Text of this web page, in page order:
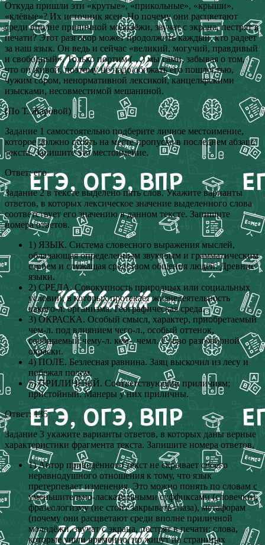
Откуда пришли эти «крутые», «прикольные», «крыши»,
«клёвые»? Их источник ясен. Но почему они расцветают
среди вполне приличной молодёжи, звучат с экрана, пестрят в
печати? Этот разговор может продолжить каждый, кто радеет
за наш язык. Он ведь и сейчас «великий, могучий, правдивый
и свободный». Только портим (…) мы сами, забывая о том,
что он живой, поэтому не надо обижать его пошлостью,
чужим сором, ненормативной лексикой, канцелярскими
изысками, несовместимой мешаниной.
(По Т. Жаровой)
Задание 1 самостоятельно подберите личное местоимение,
которое должно стоять на месте пропуска в последнем абзаце
текста. Запишите это местоимение.
Ответ: его
Задание 2 в тексте выделено пять слов. Укажите варианты
ответов, в которых лексическое значение выделенного слова
соответствует его значению в данном тексте. Запишите
номера ответов.
1) ЯЗЫК. Система словесного выражения мыслей,
обладающая определенным звуковым и грамматическим
строем и служащая средством общения людей. Древние
языки.
2) СРЕДА. Совокупность природных или социальных
условий, в которых протекает жизнедеятельность
какого-л. организма. Географическая среда.
3) ОКРАСКА. Особый смысл, характер, приобретаемый
чем-л. под влиянием чего-л., особый оттенок,
сообщаемый чему-л. кем-, чемл. Слово разговорной
окраски.
4) ПОЛЕ. Безлесная равнина. Заяц выскочил из лесу и
побежал полем.
5) ПРИЛИЧНЫЙ. Соответствующий приличиям;
пристойный. Манеры у них приличны.
Ответ: 135
Задание 3 укажите варианты ответов, в которых даны верные
характеристики фрагмента текста. Запишите номера ответов.
1) Автор приведённого текст не скрывает своего
неравнодушного отношения к тому, что язык
претерпевает изменения. Это можно понять по словам с
уменьшительно-ласкательными суффиксами (словечки),
фразеологизму (не стоит закрывать глаза), метафорам
(почему они расцветают среди вполне приличной
молодёжи, звучат с экрана, пестрят в печати; слова,
которые ушли временно, но живут на страницах